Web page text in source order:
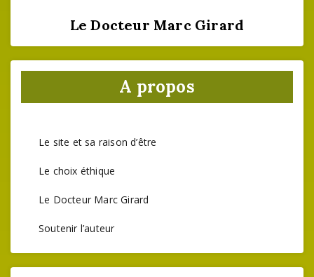
Le Docteur Marc Girard
A propos
Le site et sa raison d’être
Le choix éthique
Le Docteur Marc Girard
Soutenir l’auteur